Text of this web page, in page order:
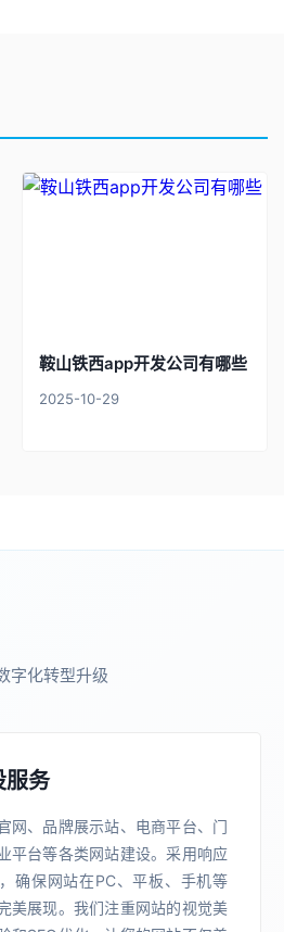
鞍山铁西app开发公司有哪些
2025-10-29
字化转型升级
服务
网、品牌展示站、电商平台、门
平台等各类网站建设。采用响应
确保网站在PC、平板、手机等
美展现。我们注重网站的视觉美